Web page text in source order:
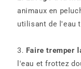
animaux en
utilisant de l'eau
Faire tremper
l'eau et frottez